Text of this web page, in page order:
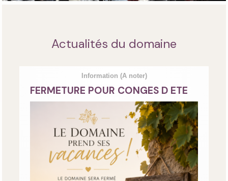
Actualités du domaine
Information (A noter)
FERMETURE POUR CONGES D ETE